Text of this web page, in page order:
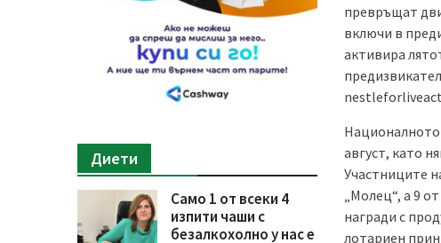
превръщат
включи в
активира
Националното
август, като
Участниците
„Молец“, а 9
награди с
лотариен
Диети
Само 1 от всеки 4
изпити чаши с
безалкохолно у нас е